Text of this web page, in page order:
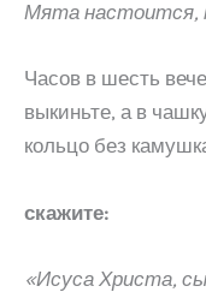
Мята настоится,
Часов в шесть
выкиньте, а в
кольцо без
скажите:
«Исуса Христа,